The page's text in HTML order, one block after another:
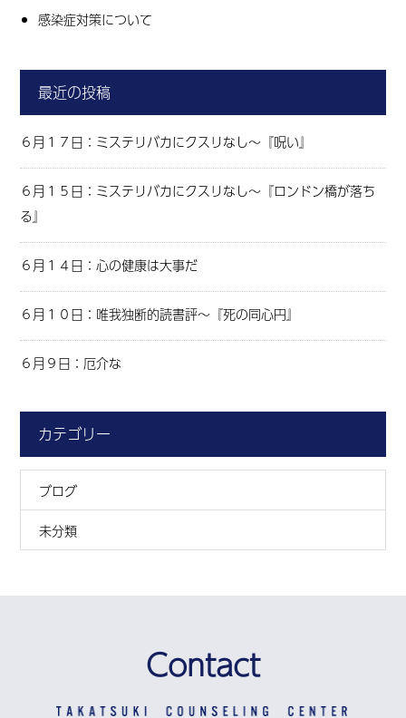
感染症対策について
最近の投稿
６月１７日：ミステリバカにクスリなし～『呪い』
６月１５日：ミステリバカにクスリなし～『ロンドン橋が落ち
る』
６月１４日：心の健康は大事だ
６月１０日：唯我独断的読書評～『死の同心円』
６月９日：厄介な
カテゴリー
ブログ
未分類
Contact